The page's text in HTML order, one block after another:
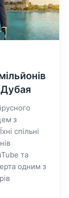
Дубая
з
спільні
та
одним з